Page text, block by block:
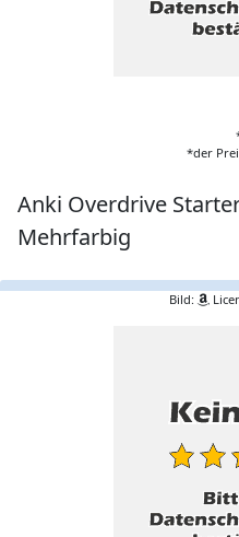
*der
Anki Overdrive
Mehrfarbig
Bild: